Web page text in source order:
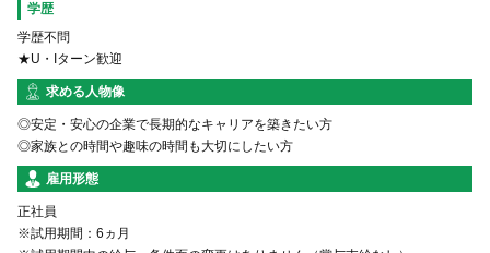
学歴
学歴不問
★U・Iターン歓迎
求める人物像
◎安定・安心の企業で長期的なキャリアを築きたい方
◎家族との時間や趣味の時間も大切にしたい方
雇用形態
正社員
※試用期間：6ヵ月